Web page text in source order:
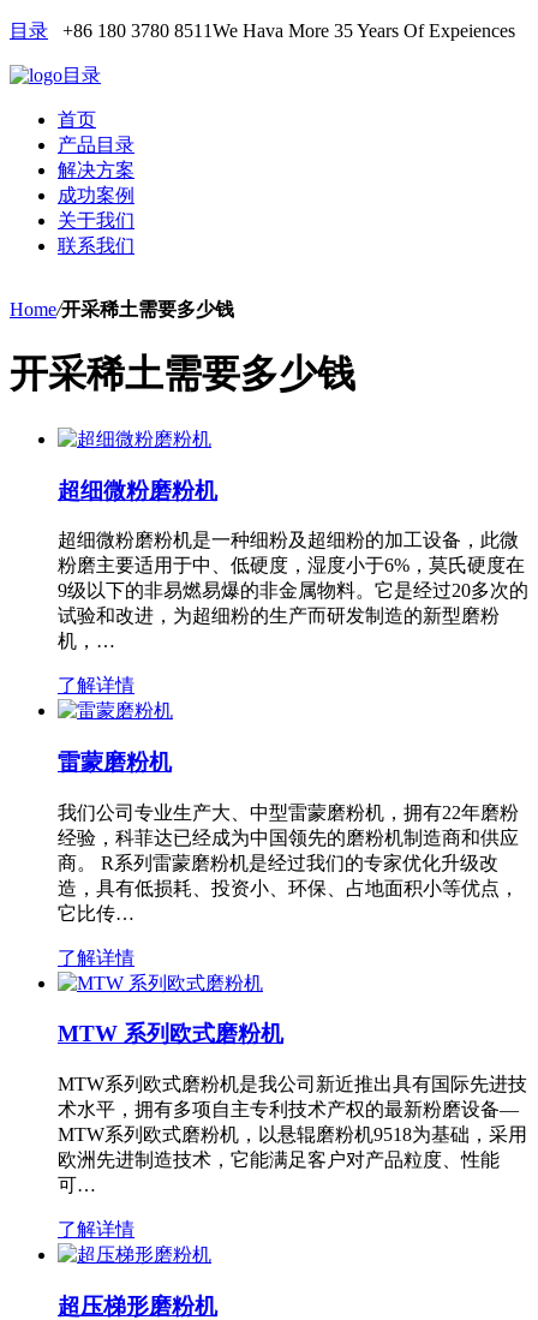
目录 +86 180 3780 8511We Hava More 35 Years Of Expeiences
目录
首页
产品目录
解决方案
成功案例
关于我们
联系我们
Home/开采稀土需要多少钱
开采稀土需要多少钱
超细微粉磨粉机
超细微粉磨粉机是一种细粉及超细粉的加工设备，此微
粉磨主要适用于中、低硬度，湿度小于6%，莫氏硬度在
9级以下的非易燃易爆的非金属物料。它是经过20多次的
试验和改进，为超细粉的生产而研发制造的新型磨粉
机，…
了解详情
雷蒙磨粉机
我们公司专业生产大、中型雷蒙磨粉机，拥有22年磨粉
经验，科菲达已经成为中国领先的磨粉机制造商和供应
商。 R系列雷蒙磨粉机是经过我们的专家优化升级改
造，具有低损耗、投资小、环保、占地面积小等优点，
它比传…
了解详情
MTW 系列欧式磨粉机
MTW系列欧式磨粉机是我公司新近推出具有国际先进技
术水平，拥有多项自主专利技术产权的最新粉磨设备—
MTW系列欧式磨粉机，以悬辊磨粉机9518为基础，采用
欧洲先进制造技术，它能满足客户对产品粒度、性能
可…
了解详情
超压梯形磨粉机